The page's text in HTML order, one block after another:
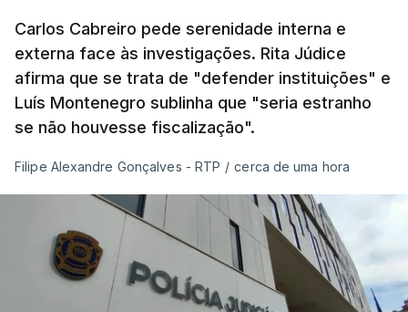
Carlos Cabreiro pede serenidade interna e
externa face às investigações. Rita Júdice
afirma que se trata de "defender instituições" e
Luís Montenegro sublinha que "seria estranho
se não houvesse fiscalização".
Filipe Alexandre Gonçalves - RTP / cerca de uma hora